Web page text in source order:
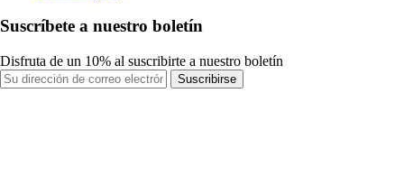
Suscríbete a nuestro boletín
Disfruta de un 10% al suscribirte a nuestro boletín
Suscribirse